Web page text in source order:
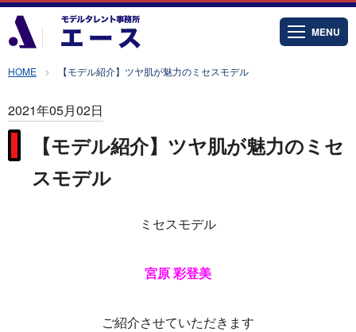
MENU
HOME 【モデル紹介】ツヤ肌が魅力のミセスモデル
2021年05月02日
【モデル紹介】ツヤ肌が魅力のミセ
スモデル
ミセスモデル
宮原 彩登美
ご紹介させていただきます